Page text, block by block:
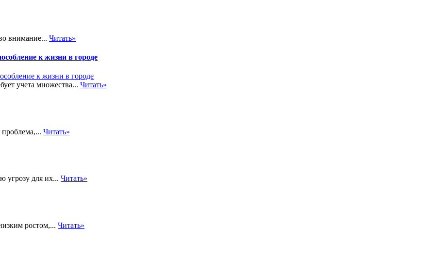
внимание... Читать»
к жизни в городе
учета множества... Читать»
Читать»
угрозу для их... Читать»
ростом,... Читать»